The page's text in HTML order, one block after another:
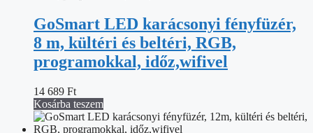
GoSmart LED karácsonyi fényfüzér,
8 m, kültéri és beltéri, RGB,
programokkal, időz,wifivel
14 689 Ft
Kosárba teszem